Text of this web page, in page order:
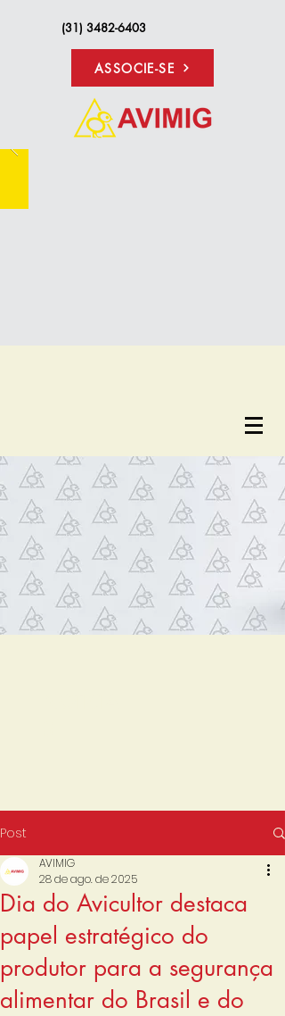
(31) 3482-6403
ASSOCIE-SE
Post
Dia do Avicultor destaca
papel estratégico do
produtor para a segurança
alimentar do Brasil e do
AVIMIG
28 de ago. de 2025